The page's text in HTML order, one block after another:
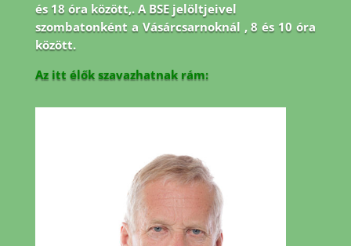
és 18 óra között,. A BSE jelöltjeivel
szombatonként a Vásárcsarnoknál , 8 és 10 óra
között.
Az itt élők szavazhatnak rám: